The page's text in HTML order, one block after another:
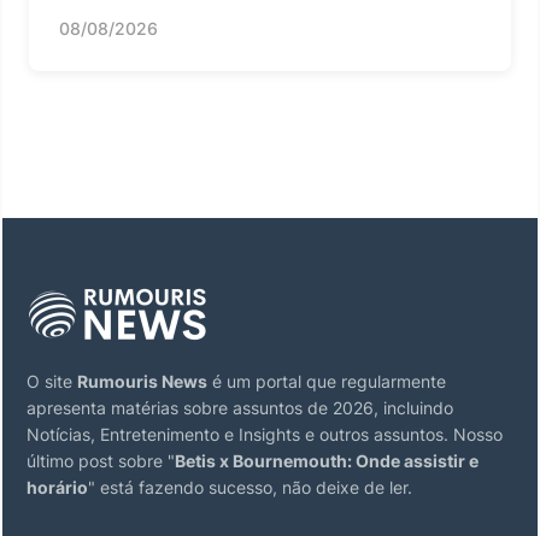
08/08/2026
O site Rumouris News é um portal que regularmente
apresenta matérias sobre assuntos de 2026, incluindo
Notícias, Entretenimento e Insights e outros assuntos. Nosso
último post sobre "Betis x Bournemouth: Onde assistir e
horário" está fazendo sucesso, não deixe de ler.